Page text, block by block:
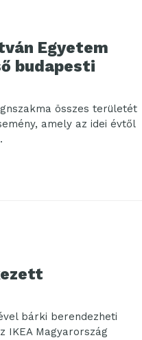
Egyetem
budapesti
összes területét
amely az idei évtől
bárki berendezheti
IKEA Magyarország